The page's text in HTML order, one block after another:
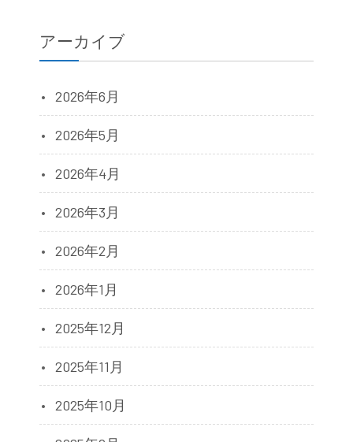
アーカイブ
2026年6月
2026年5月
2026年4月
2026年3月
2026年2月
2026年1月
2025年12月
2025年11月
2025年10月